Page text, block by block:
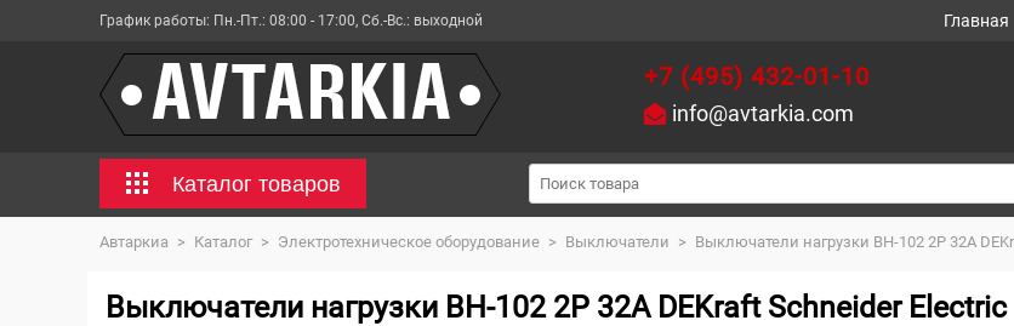
График работы: Пн.-Пт.: 08:00 - 17:00, Сб.-Вс.: выходной Главная
+7 (495) 432-01-10
info@avtarkia.com
Каталог товаров
Автаркиа > Каталог > Электротехническое оборудование > Выключатели > Выключатели нагрузки ВН-102 2Р 32А
Выключатели нагрузки ВН-102 2Р 32А DEKraft Schneider Electric